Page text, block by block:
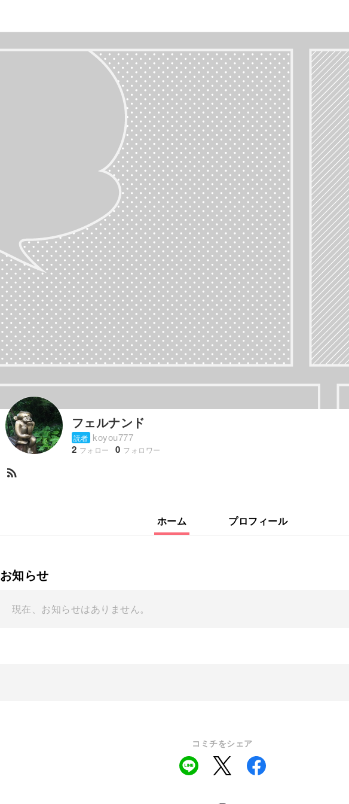
フェルナンド
読者 koyou777
2 フォロー 0 フォロワー
rss_feed
ホーム プロフィール
お知らせ
現在、お知らせはありません。
コミチをシェア